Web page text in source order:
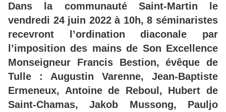
Dans la communauté Saint-Martin le
vendredi 24 juin 2022 à 10h, 8 séminaristes
recevront l’ordination diaconale par
l’imposition des mains de Son Excellence
Monseigneur Francis Bestion, évêque de
Tulle : Augustin Varenne, Jean-Baptiste
Ermeneux, Antoine de Reboul, Hubert de
Saint-Chamas, Jakob Mussong, Pauljo